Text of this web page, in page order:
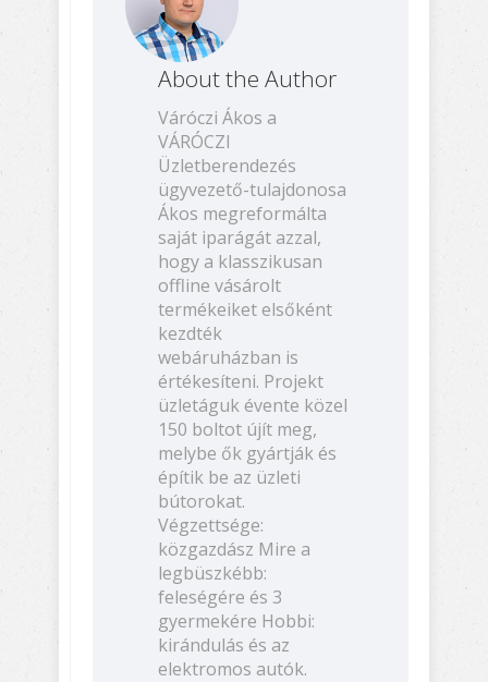
About the Author
Váróczi Ákos a
VÁRÓCZI
Üzletberendezés
ügyvezető-tulajdonosa
Ákos megreformálta
saját iparágát azzal,
hogy a klasszikusan
offline vásárolt
termékeiket elsőként
kezdték
webáruházban is
értékesíteni. Projekt
üzletáguk évente közel
150 boltot újít meg,
melybe ők gyártják és
építik be az üzleti
bútorokat.
Végzettsége:
közgazdász Mire a
legbüszkébb:
feleségére és 3
gyermekére Hobbi:
kirándulás és az
elektromos autók.